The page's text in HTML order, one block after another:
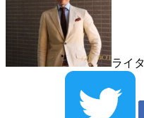
ライ